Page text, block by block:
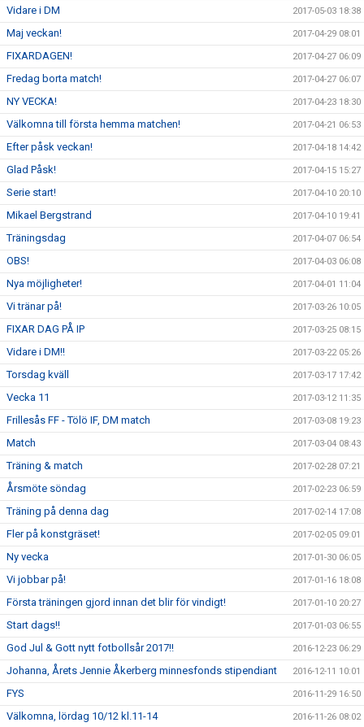
Vidare i DM 2017-05-03 18:38
Maj veckan! 2017-04-29 08:01
FIXARDAGEN! 2017-04-27 06:09
Fredag borta match! 2017-04-27 06:07
NY VECKA! 2017-04-23 18:30
Välkomna till första hemma matchen! 2017-04-21 06:53
Efter påsk veckan! 2017-04-18 14:42
Glad Påsk! 2017-04-15 15:27
Serie start! 2017-04-10 20:10
Mikael Bergstrand 2017-04-10 19:41
Träningsdag 2017-04-07 06:54
OBS! 2017-04-03 06:08
Nya möjligheter! 2017-04-01 11:04
Vi tränar på! 2017-03-26 10:05
FIXAR DAG PÅ IP 2017-03-25 08:15
Vidare i DM!! 2017-03-22 05:26
Torsdag kväll 2017-03-17 17:42
Vecka 11 2017-03-12 11:35
Frillesås FF - Tölö IF, DM match 2017-03-08 19:23
Match 2017-03-04 08:43
Träning & match 2017-02-28 07:21
Årsmöte söndag 2017-02-23 06:59
Träning på denna dag 2017-02-14 17:08
Fler på konstgräset! 2017-02-05 09:01
Ny vecka 2017-01-30 06:05
Vi jobbar på! 2017-01-16 18:08
Första träningen gjord innan det blir för vindigt! 2017-01-10 20:27
Start dags!! 2017-01-03 06:55
God Jul & Gott nytt fotbollsår 2017!! 2016-12-23 06:29
Johanna, Årets Jennie Åkerberg minnesfonds stipendiant 2016-12-11 10:01
FYS 2016-11-29 16:50
Välkomna, lördag 10/12 kl.11-14 2016-11-26 08:02